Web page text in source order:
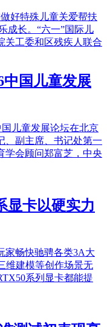
好特殊儿童关爱帮扶
成长。“六一”国际儿
关工委和区残疾人联合
中国儿童发展
国儿童发展论坛在北京
、副主席、书记处第一
学会顾问郑富芝，中央
显卡以硬实力
家畅快驰骋各类3A大
维建模等创作场景无
系列显卡都能提